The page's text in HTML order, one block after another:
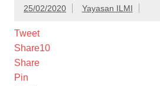
25/02/2020 Yayasan ILMI
Tweet
Share10
Share
Pin